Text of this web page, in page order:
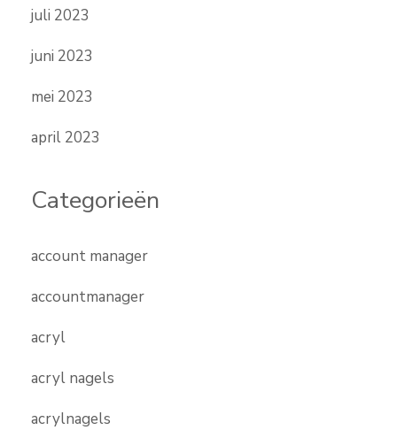
juli 2023
juni 2023
mei 2023
april 2023
Categorieën
account manager
accountmanager
acryl
acryl nagels
acrylnagels